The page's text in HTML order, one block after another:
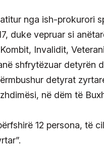
nga ish-prokurori
duke vepruar si
Invalidit,
shfrytëzuar detyrën
detyrat
në dëm të
12 persona, të